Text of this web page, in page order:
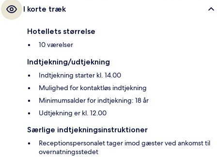
I korte træk
Hotellets størrelse
10 værelser
Indtjekning/udtjekning
Indtjekning starter kl. 14.00
Mulighed for kontaktløs indtjekning
Minimumsalder for indtjekning: 18 år
Udtjekning er kl. 12.00
Særlige indtjekningsinstruktioner
Receptionspersonalet tager imod gæster ved ankomst til
overnatningsstedet